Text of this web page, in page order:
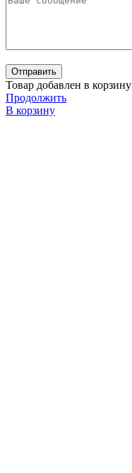
Товар добавлен в корзину
Продолжить
В корзину